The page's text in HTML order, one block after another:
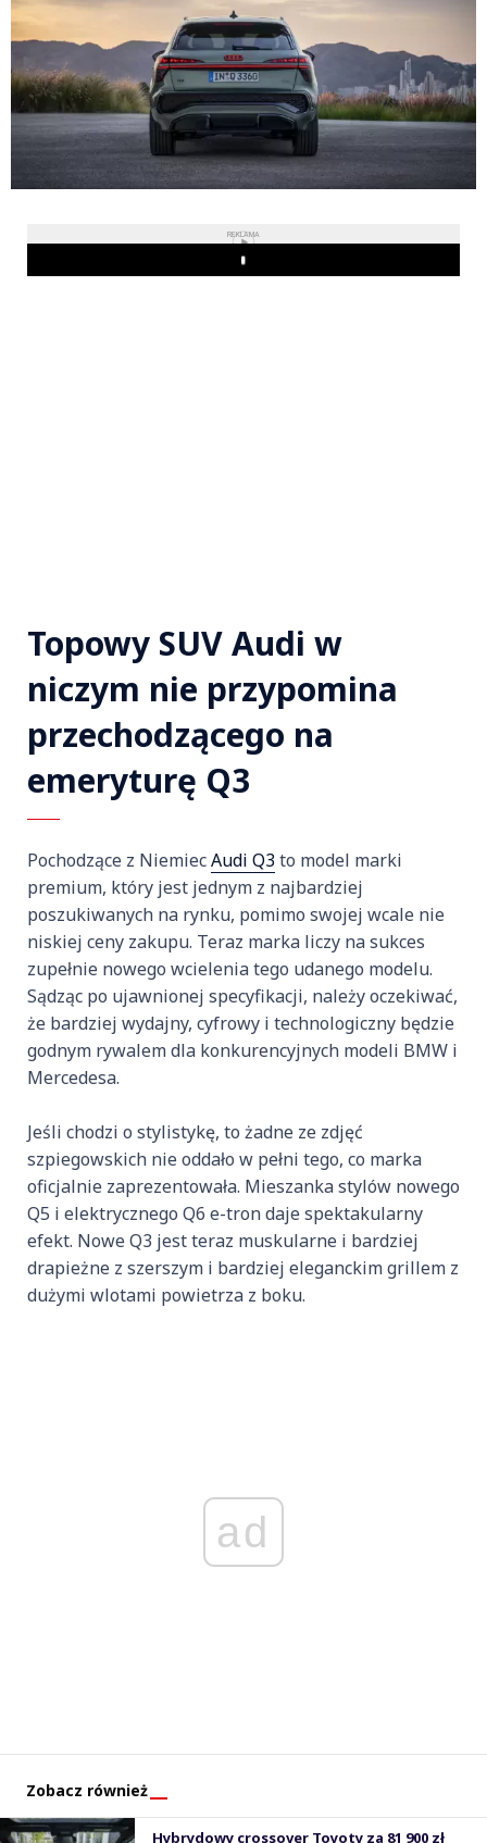
REKLAMA
Play
Topowy SUV Audi w
niczym nie przypomina
przechodzącego na
emeryturę Q3
Pochodzące z NiemiecAudi Q3to model marki
premium, który jest jednym z najbardziej
poszukiwanych na rynku, pomimo swojej wcale nie
niskiej ceny zakupu. Teraz marka liczy na sukces
zupełnie nowego wcielenia tego udanego modelu.
Sądząc po ujawnionej specyfikacji, należy oczekiwać,
że bardziej wydajny, cyfrowy i technologiczny będzie
godnym rywalem dla konkurencyjnych modeli BMW i
Mercedesa.
Jeśli chodzi o stylistykę, to żadne ze zdjęć
szpiegowskich nie oddało w pełni tego, co marka
oficjalnie zaprezentowała. Mieszanka stylów nowego
Q5 i elektrycznego Q6 e-tron daje spektakularny
efekt. Nowe Q3 jest teraz muskularne i bardziej
drapieżne z szerszym i bardziej eleganckim grillem z
dużymi wlotami powietrza z boku.
ad
Zobacz również
Hybrydowy crossover Toyoty za 81 900 zł